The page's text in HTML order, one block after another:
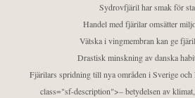
Sydrovfjäril har smak för
Handel med fjärilar omsätter
Vätska i vingmembran kan ge
Drastisk minskning av danska
Fjärilars spridning till nya områden i Sverige och
class="sf-description">– betydelsen av